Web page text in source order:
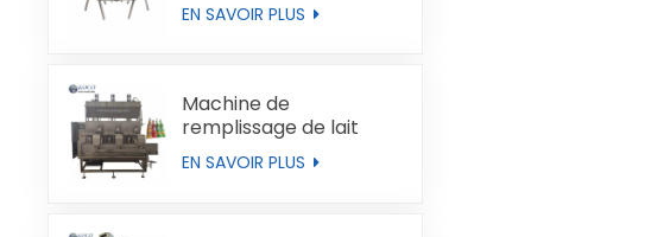
EN SAVOIR PLUS
Machine de
remplissage de lait
automatique
EN SAVOIR PLUS